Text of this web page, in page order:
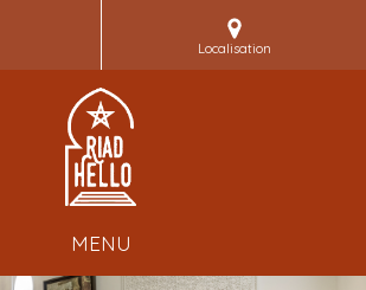
Localisation
MENU